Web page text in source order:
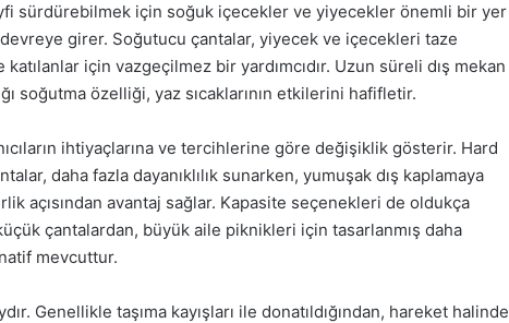
sürdürebilmek için soğuk içecekler ve yiyecekler önemli bir yer
girer. Soğutucu çantalar, yiyecek ve içecekleri taze
için vazgeçilmez bir yardımcıdır. Uzun süreli dış mekan
soğutma özelliği, yaz sıcaklarının etkilerini hafifletir.
ihtiyaçlarına ve tercihlerine göre değişiklik gösterir. Hard
daha fazla dayanıklılık sunarken, yumuşak dış kaplamaya
açısından avantaj sağlar. Kapasite seçenekleri de oldukça
çantalardan, büyük aile piknikleri için tasarlanmış daha
mevcuttur.
Genellikle taşıma kayışları ile donatıldığından, hareket halinde